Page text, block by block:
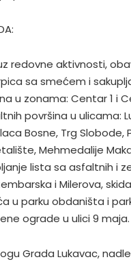
redovne aktivnosti,
sa smećem i
u zonama: Centar 1 i
površina u ulicama:
Bosne, Trg Slobode,
Mehmedalije
lista sa asfaltnih i
i Milerova,
u parku obdaništa i
ograde u ulici 9 maja.
Grada Lukavac,